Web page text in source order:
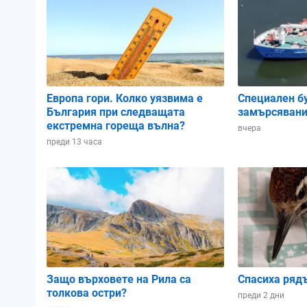
Влажност:
Облачност:
1018.71 hPa
88%
43%
1019.76 hPa
94%
1018.79
99%
02:00 05:00 08:00
Европа гори. Колко уязвима е
България при следващата
екстремна гореща вълна?
преди 13 часа
Специален
вчера
Защо върховете на Рила са
толкова остри?
Спасиха
преди 2 дни